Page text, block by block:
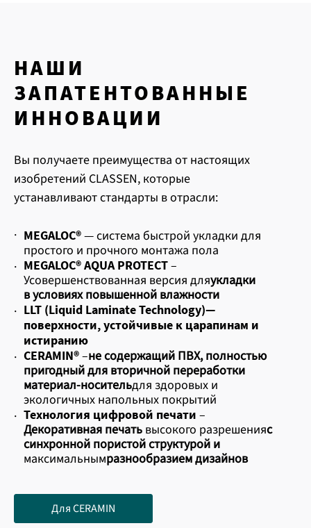
НАШИ
ЗАПАТЕНТОВАННЫЕ
ИННОВАЦИИ
Вы получаете преимущества от настоящих
изобретений CLASSEN, которые
устанавливают стандарты в отрасли:
· MEGALOC®— система быстрой укладки для
простого и прочного монтажа пола
· MEGALOC® AQUA PROTECT–
Усовершенствованная версия дляукладки
в условиях повышенной влажности
· LLT (Liquid Laminate Technology)—
поверхности, устойчивые к царапинам и
истиранию
· CERAMIN®–не содержащий ПВХ, полностью
пригодный для вторичной переработки
материал-носительдля здоровых и
экологичных напольных покрытий
· Технология цифровой печати –
Декоративная печать высокого разрешенияс
синхронной пористой структурой и
максимальнымразнообразием дизайнов
Для CERAMIN